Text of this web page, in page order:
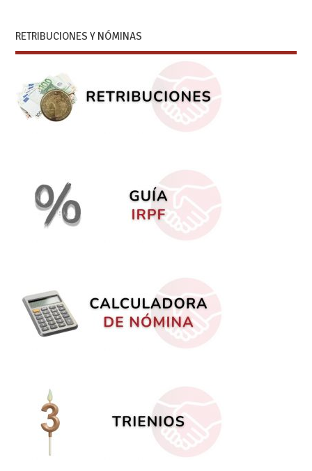
RETRIBUCIONES Y NÓMINAS